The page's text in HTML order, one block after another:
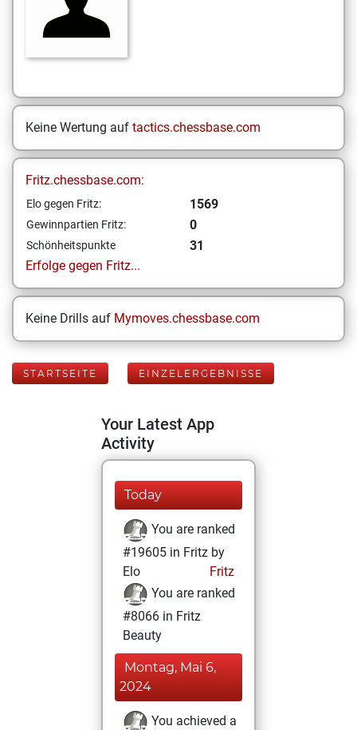
Keine Wertung auf tactics.chessbase.com
Fritz.chessbase.com:
Elo gegen Fritz: 1569
Gewinnpartien Fritz: 0
Schönheitspunkte
31
Erfolge gegen Fritz...
Keine Drills auf Mymoves.chessbase.com
STARTSEITE EINZELERGEBNISSE
Your Latest App
Activity
Today
You are ranked
#19605 in Fritz by
Elo
Fritz
You are ranked
#8066 in Fritz
Beauty
Montag, Mai 6,
2024
You achieved a